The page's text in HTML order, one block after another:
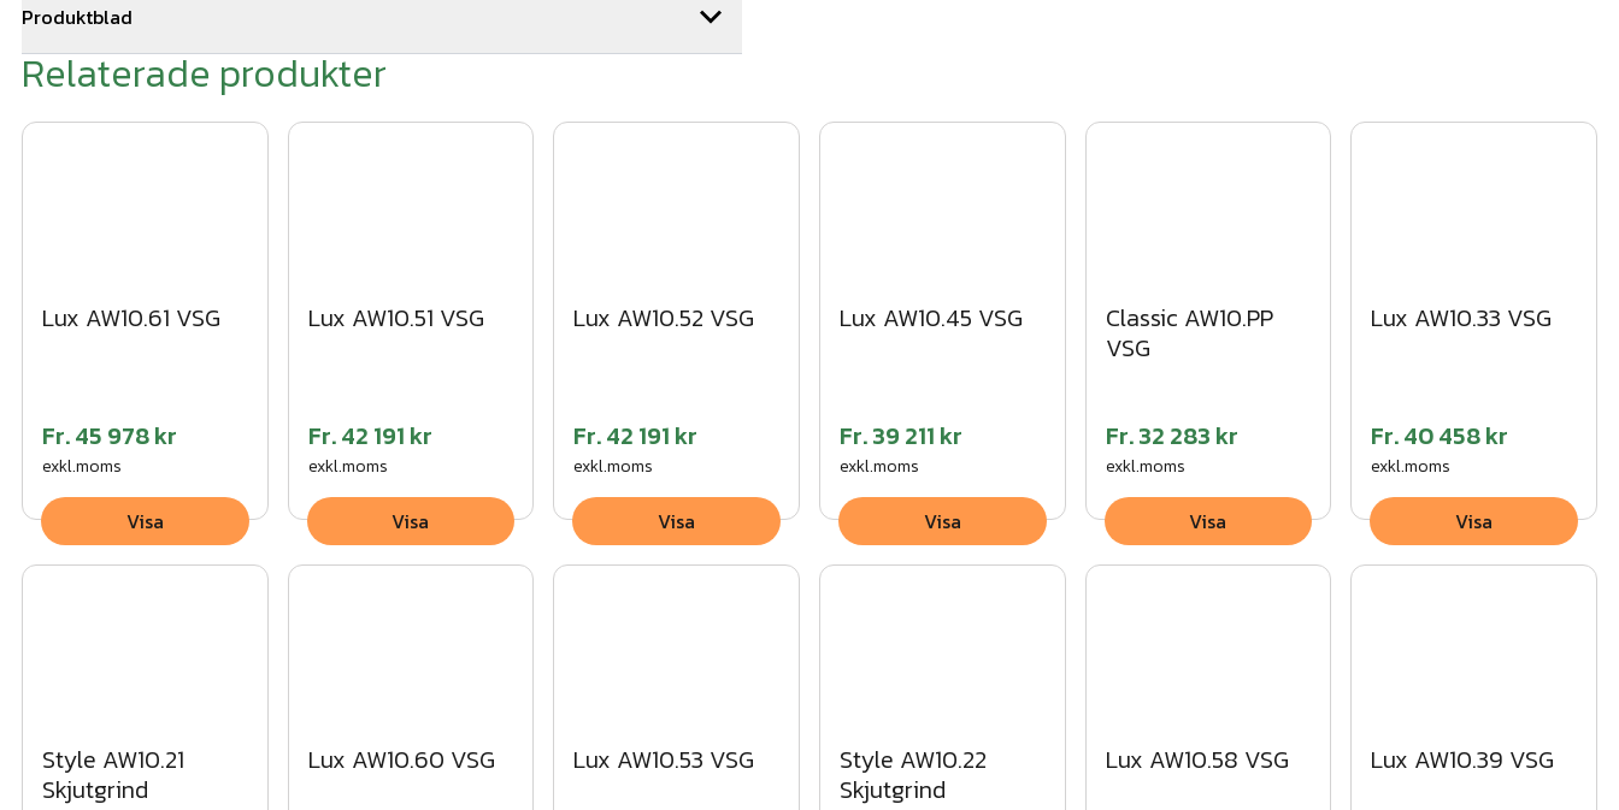
team med kunniga montörer som är specialister på våra produkter. Vi utför 100-tals
installationer årligen. Hör av dig till oss för en snabb och kostnadsfri offert
genom offertformuläret på sidan.
Produktblad
Classic-AW-10.72.pdf
Relaterade produkter
Lux AW10.61 VSG
Fr.45 978 kr
exkl.moms
Visa
Lux AW10.51 VSG
Fr.42 191 kr
exkl.moms
Visa
Lux AW10.52 VSG
Fr.42 191 kr
exkl.moms
Visa
Lux AW10.45 VSG
Fr.39 211 kr
exkl.moms
Visa
Classic AW10.PP
VSG
Fr.32 283 kr
exkl.moms
Visa
Lux AW10.33 VSG
Fr.40 458 kr
exkl.moms
Visa
Style AW10.21
Skjutgrind
Lux AW10.60 VSG Lux AW10.53 VSG
Style AW10.22
Skjutgrind
Lux AW10.58 VSG Lux AW10.39 VSG